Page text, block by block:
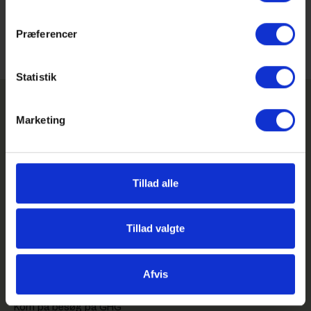
Præferencer
Statistik
Marketing
Tillad alle
Tillad valgte
Afvis
Kom på besøg på GHG